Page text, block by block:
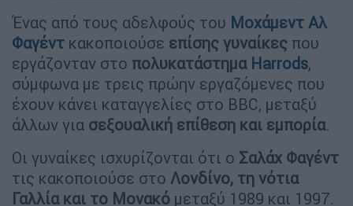
Ένας από τους αδελφούς του Μοχάμεντ Αλ
Φαγέντ κακοποιούσε επίσης γυναίκες που
εργάζονταν στο πολυκατάστημα Harrods,
σύμφωνα με τρεις πρώην εργαζόμενες που
έχουν κάνει καταγγελίες στο BBC, μεταξύ
άλλων για σεξουαλική επίθεση και εμπορία.
Οι γυναίκες ισχυρίζονται ότι ο Σαλάχ Φαγέντ
τις κακοποιούσε στο Λονδίνο, τη νότια
Γαλλία και το Μονακό μεταξύ 1989 και 1997.